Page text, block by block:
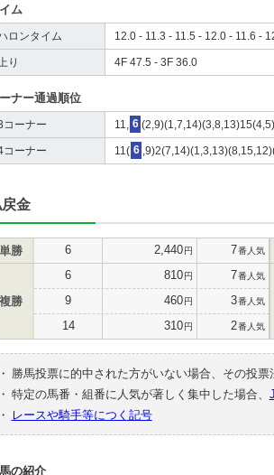
ム
ロンタイム 12.0 - 11.3 - 11.5 - 12.0 - 11.6 -
り 4F 47.5 - 3F 36.0
ナー通過順位
コーナー 11, 6
コーナー 11( 6
金
単勝 6 2,440円 7番人気
複勝
6 810円 7番人気
9 460円 3番人気
14 310円 2番人気
・
勝馬投票に的中された方がいない場合、その投
・ 特定の馬番・組番に人気が著しく集中した場合、
・
レースや騎手等につく記号
の紹介